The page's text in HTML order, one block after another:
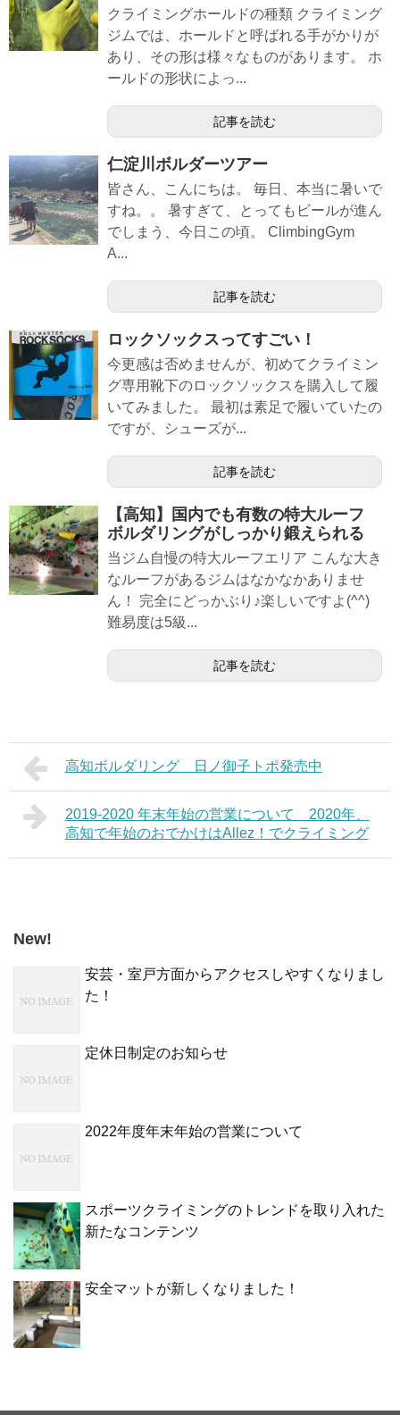
クライミングホールドの種類 クライミング
ジムでは、ホールドと呼ばれる手がかりが
あり、その形は様々なものがあります。 ホ
ールドの形状によっ...
記事を読む
仁淀川ボルダーツアー
皆さん、こんにちは。 毎日、本当に暑いで
すね。。 暑すぎて、とってもビールが進ん
でしまう、今日この頃。 ClimbingGym
A...
記事を読む
ロックソックスってすごい！
今更感は否めませんが、初めてクライミン
グ専用靴下のロックソックスを購入して履
いてみました。 最初は素足で履いていたの
ですが、シューズが...
記事を読む
【高知】国内でも有数の特大ルーフ
ボルダリングがしっかり鍛えられる
当ジム自慢の特大ルーフエリア こんな大き
なルーフがあるジムはなかなかありませ
ん！ 完全にどっかぶり♪楽しいですよ(^^)
難易度は5級...
記事を読む
高知ボルダリング 日ノ御子トポ発売中
2019-2020 年末年始の営業について 2020年、
高知で年始のおでかけはAllez！でクライミング
New!
安芸・室戸方面からアクセスしやすくなりまし
た！
定休日制定のお知らせ
2022年度年末年始の営業について
スポーツクライミングのトレンドを取り入れた
新たなコンテンツ
安全マットが新しくなりました！